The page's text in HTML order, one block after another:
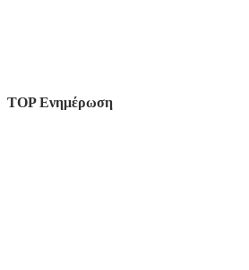
TOP Ενημέρωση